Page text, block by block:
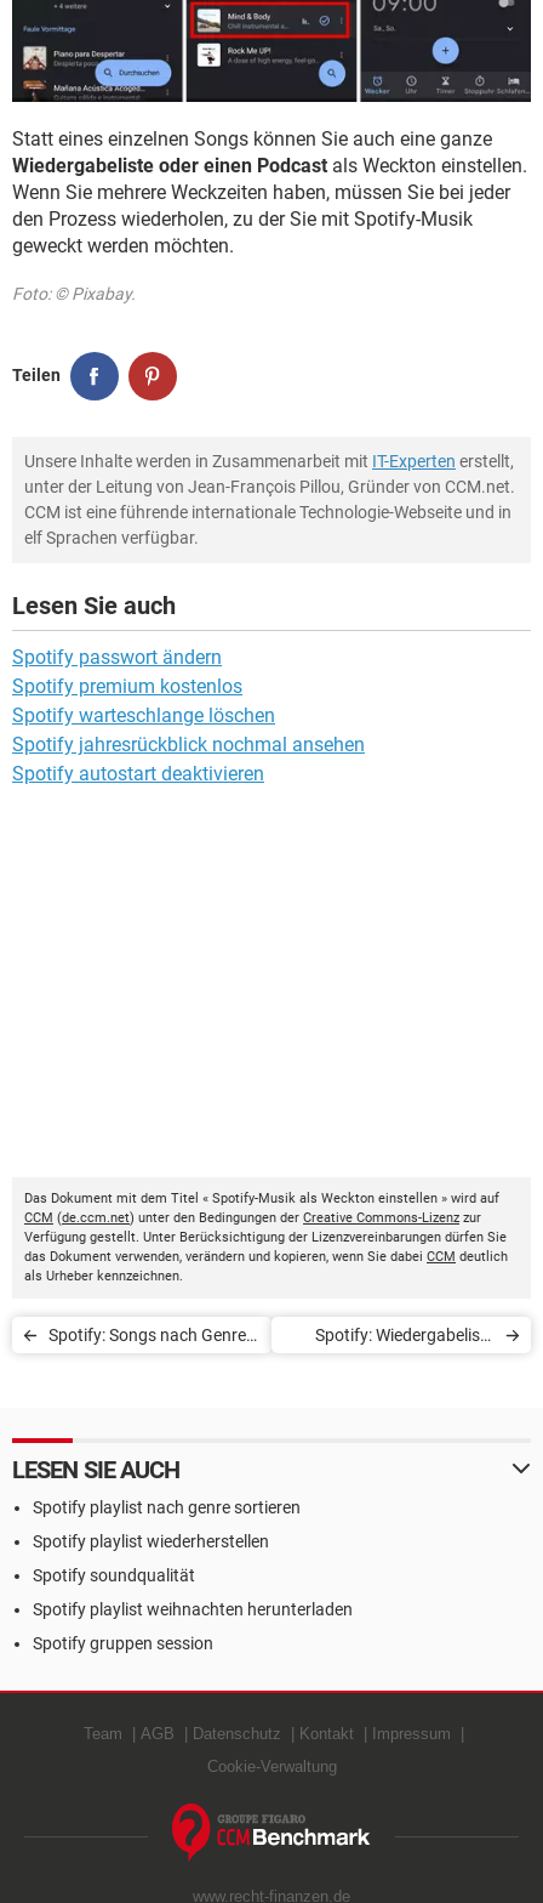
Statt eines einzelnen Songs können Sie auch eine ganze
Wiedergabeliste oder einen Podcast als Weckton einstellen.
Wenn Sie mehrere Weckzeiten haben, müssen Sie bei jeder
den Prozess wiederholen, zu der Sie mit Spotify-Musik
geweckt werden möchten.
Foto: © Pixabay.
Teilen
Unsere Inhalte werden in Zusammenarbeit mit IT-Experten erstellt,
unter der Leitung von Jean-François Pillou, Gründer von CCM.net.
CCM ist eine führende internationale Technologie-Webseite und in
elf Sprachen verfügbar.
Lesen Sie auch
Spotify passwort ändern
Spotify premium kostenlos
Spotify warteschlange löschen
Spotify jahresrückblick nochmal ansehen
Spotify autostart deaktivieren
Das Dokument mit dem Titel « Spotify-Musik als Weckton einstellen » wird auf
CCM (de.ccm.net) unter den Bedingungen der Creative Commons-Lizenz zur
Verfügung gestellt. Unter Berücksichtigung der Lizenzvereinbarungen dürfen Sie
das Dokument verwenden, verändern und kopieren, wenn Sie dabei CCM deutlich
als Urheber kennzeichnen.
Spotify: Songs nach Genre
Spotify: Wiedergabeliste
LESEN SIE AUCH
Spotify playlist nach genre sortieren
Spotify playlist wiederherstellen
Spotify soundqualität
Spotify playlist weihnachten herunterladen
Spotify gruppen session
Team AGB Datenschutz Kontakt
Impressum
Cookie-Verwaltung
www.recht-finanzen.de